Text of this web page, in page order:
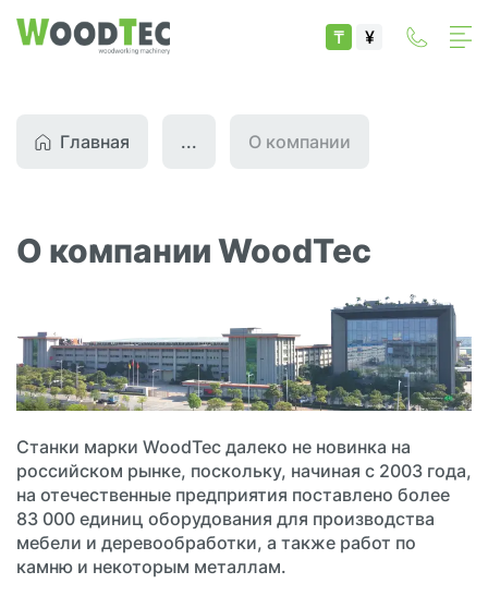
₸ ¥
Главная О компании
...
О компании WoodTec
Станки марки WoodTec далеко не новинка на
российском рынке, поскольку, начиная с 2003 года,
на отечественные предприятия поставлено более
83 000 единиц оборудования для производства
мебели и деревообработки, а также работ по
камню и некоторым металлам.